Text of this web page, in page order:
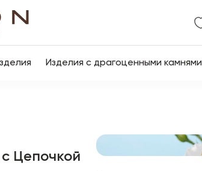
Изделия с драгоценными камнями
Цепочкой